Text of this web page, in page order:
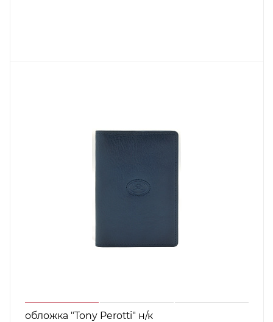
обложка "Tony Perotti" н/к